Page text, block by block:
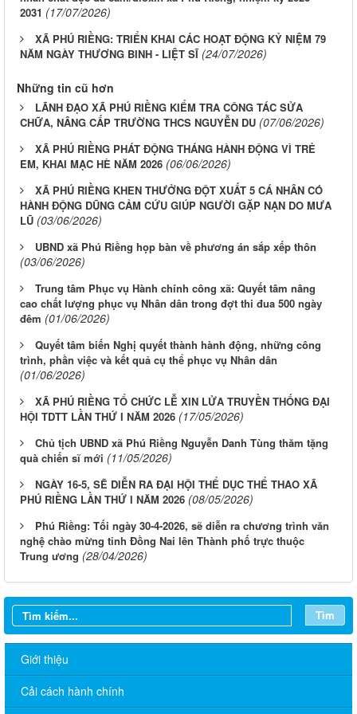
2031 (17/07/2026)
XÃ PHÚ RIỀNG: TRIỂN KHAI CÁC HOẠT ĐỘNG KỶ NIỆM 79
NĂM NGÀY THƯƠNG BINH - LIỆT SĨ (24/07/2026)
Những tin cũ hơn
LÃNH ĐẠO XÃ PHÚ RIỀNG KIỂM TRA CÔNG TÁC SỬA
CHỮA, NÂNG CẤP TRƯỜNG THCS NGUYỄN DU (07/06/2026)
XÃ PHÚ RIỀNG PHÁT ĐỘNG THÁNG HÀNH ĐỘNG VÌ TRẺ
EM, KHAI MẠC HÈ NĂM 2026 (06/06/2026)
XÃ PHÚ RIỀNG KHEN THƯỞNG ĐỘT XUẤT 5 CÁ NHÂN CÓ
HÀNH ĐỘNG DŨNG CẢM CỨU GIÚP NGƯỜI GẶP NẠN DO MƯA
LŨ (03/06/2026)
UBND xã Phú Riềng họp bàn về phương án sắp xếp thôn
(03/06/2026)
Trung tâm Phục vụ Hành chính công xã: Quyết tâm nâng
cao chất lượng phục vụ Nhân dân trong đợt thi đua 500 ngày
đêm (01/06/2026)
Quyết tâm biến Nghị quyết thành hành động, những công
trình, phần việc và kết quả cụ thể phục vụ Nhân dân
(01/06/2026)
XÃ PHÚ RIỀNG TỔ CHỨC LỄ XIN LỬA TRUYỀN THỐNG ĐẠI
HỘI TDTT LẦN THỨ I NĂM 2026 (17/05/2026)
Chủ tịch UBND xã Phú Riềng Nguyễn Danh Tùng thăm tặng
quà chiến sĩ mới (11/05/2026)
NGÀY 16-5, SẼ DIỄN RA ĐẠI HỘI THỂ DỤC THỂ THAO XÃ
PHÚ RIỀNG LẦN THỨ I NĂM 2026 (08/05/2026)
Phú Riềng: Tối ngày 30-4-2026, sẽ diễn ra chương trình văn
nghệ chào mừng tỉnh Đồng Nai lên Thành phố trực thuộc
Trung ương (28/04/2026)
Tìm
Giới thiệu
Cải cách hành chính